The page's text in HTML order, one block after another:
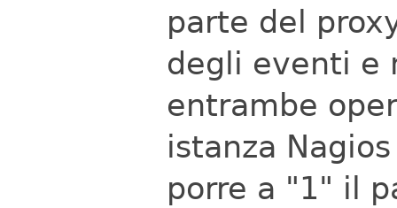
parte del
degli eventi e
entrambe
istanza
porre a "1" il